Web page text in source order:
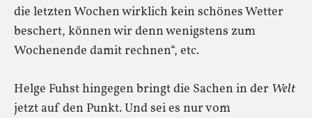
die letzten Wochen wirklich kein schönes Wetter
beschert, können wir denn wenigstens zum
Wochenende damit rechnen“, etc.
Helge Fuhst hingegen bringt die Sachen in der Welt
jetzt auf den Punkt. Und sei es nur vom